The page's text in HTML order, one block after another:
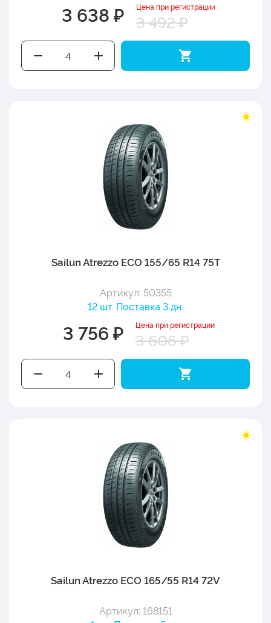
3 638 ₽ Цена при регистрации
3 492 ₽
Sailun Atrezzo ECO 155/65 R14 75T
Артикул: 50355
12 шт. Поставка 3 дн.
3 756 ₽ Цена при регистрации
3 606 ₽
Sailun Atrezzo ECO 165/55 R14 72V
Артикул: 168151